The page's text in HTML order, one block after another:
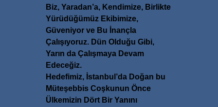
Biz, Yaradan’a, Kendimize, Birlikte
Yürüdüğümüz Ekibimize,
Güveniyor ve Bu İnançla
Çalışıyoruz. Dün Olduğu Gibi,
Yarın da Çalışmaya Devam
Edeceğiz.
Hedefimiz, İstanbul’da Doğan bu
Müteşebbis Coşkunun Önce
Ülkemizin Dört Bir Yanını